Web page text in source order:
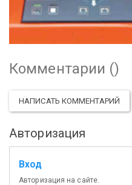
Комментарии ()
НАПИСАТЬ КОММЕНТАРИЙ
Авторизация
Вход
Авторизация на сайте.